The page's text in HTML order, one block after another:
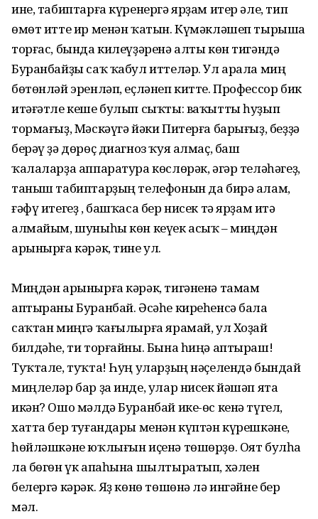
ине, табиптарға күренергә ярҙам итер әле, тип
өмөт итте ир менән ҡатын. Күмәкләшеп тырыша
торғас, бында килеүҙәренә алты көн тигәндә
Буранбайҙы саҡ ҡабул иттеләр. Ул арала миң
бөтөнләй эренләп, еҫләнеп китте. Профессор бик
итәғәтле кеше булып сыҡты: ваҡытты һуҙып
тормағыҙ, Мәскәүгә йәки Питерға барығыҙ, беҙҙә
берәү ҙә дөрөҫ диагноз ҡуя алмаҫ, баш
ҡалаларҙа аппаратура көслөрәк, әгәр теләһәгеҙ,
таныш табиптарҙың телефонын да бирә алам,
ғәфү итегеҙ , башҡаса бер нисек тә ярҙам итә
алмайым, шуныһы көн кеүек асыҡ – миңдән
арынырға кәрәк, тине ул.
Миңдән арынырға кәрәк, тигәненә тамам
аптыраны Буранбай. Әсәһе киреһенсә бала
саҡтан миңгә ҡағылырға ярамай, ул Хоҙай
билдәһе, ти торғайны. Бына һиңә аптыраш!
Туҡтале, туҡта! Һуң уларҙың нәҫелендә бындай
миңлеләр бар ҙа инде, улар нисек йәшәп ята
икән? Ошо мәлдә Буранбай ике-өс кенә түгел,
хатта бер туғандары менән күптән күрешкәне,
һөйләшкәне юҡлығын иҫенә төшөрҙө. Оят булһа
ла бөгөн үк апаһына шылтыратып, хәлен
белергә кәрәк. Яҙ көнө төшөнә лә ингәйне бер
мәл.